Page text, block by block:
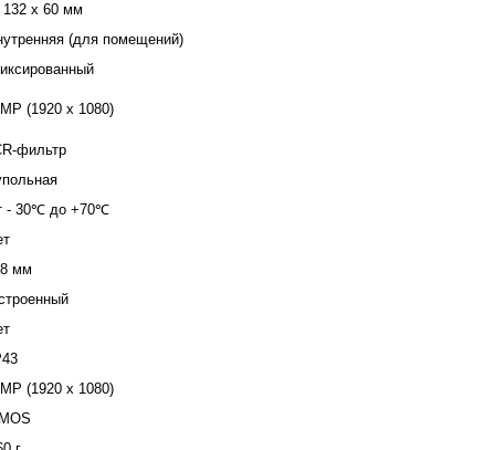
x 60 мм
(для помещений)
(1920 x 1080)
фильтр
- 30℃ до +70℃
мм
(1920 x 1080)